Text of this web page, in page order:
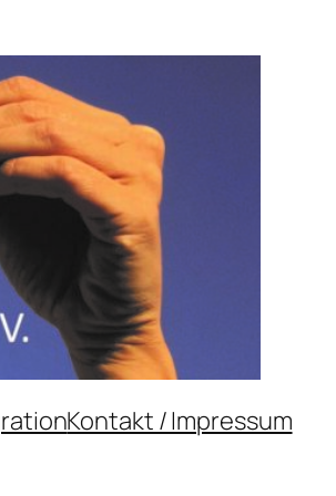
Kontakt / Impressum